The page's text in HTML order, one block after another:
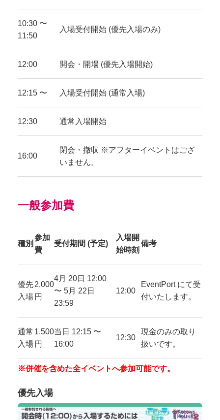
10:30 〜
11:50
入場受付開始 (優先入場のみ)
12:00 開会・開場 (優先入場開始)
12:15 〜 入場受付開始 (通常入場)
12:30 通常入場開始
16:00
閉会・撤収 ※アフターイベントはござ
いません。
一般参加費
種別
参加
費
受付期間 (予定)
入場開
始時刻
備考
優先
入場
2,000
円
4月 20日 12:00
〜 5月 22日
23:59
12:00
EventPort にて受
付いたします。
通常
入場
1,500
円
当日 12:15 〜
16:00
12:30
現金のみの取り
扱いです。
※併催を含めた全イベントへ参加可能です。
優先入場